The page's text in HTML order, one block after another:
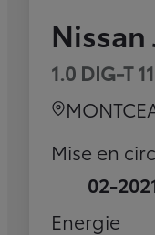
Nissan
1.0 DIG-T
Mise en
02-
Energie